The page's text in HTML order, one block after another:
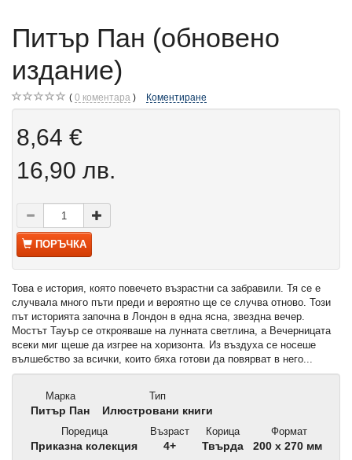
Питър Пан (обновено
издание)
0 коментара Коментиране
8,64 €
16,90 лв.
ПОРЪЧКА
Това е история, която повечето възрастни са забравили. Тя се е
случвала много пъти преди и вероятно ще се случва отново. Този
път историята започна в Лондон в една ясна, звездна вечер.
Мостът Тауър се открояваше на лунната светлина, а Вечерницата
всеки миг щеше да изгрее на хоризонта. Из въздуха се носеше
вълшебство за всички, които бяха готови да повярват в него...
Марка
Питър Пан
Тип
Илюстровани книги
Поредица
Приказна колекция
Възраст
4+
Корица
Твърда
Формат
200 x 270 мм